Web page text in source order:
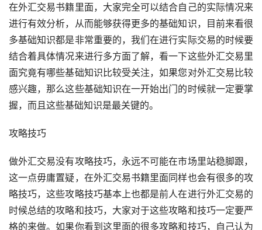
在外汇交易书籍里面，大家完全可以结合自己的实际情况来
进行有效分析，从而能够获得更多的基础知识，目前来看很
多基础知识都是非常重要的，我们在进行实际交易的时候要
结合着具体情况来进行多方面了解，看一下这些外汇交易里
面究竟有哪些基础知识比较受关注，如果您对外汇交易比较
感兴趣，那么这些基础知识在一开始出门的时候就一定要掌
握，而且这些基础知识是最关键的。
攻略技巧
做外汇交易没有攻略技巧，永远不可能在市场里站稳脚跟，
这一点毋庸置疑，在外汇交易书籍里面同样也会有很多的攻
略技巧，这些攻略技巧基本上也都是前人在进行外汇交易的
时候总结的攻略和技巧，大家对于这些攻略和技巧一定要严
格的来做。如果你看到这里面的很多攻略和技巧，自己认为